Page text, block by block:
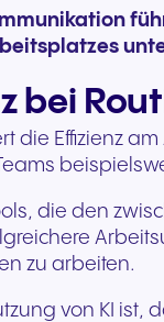
bei
die Effizienz
die den
zu arbeiten.
von KI ist,